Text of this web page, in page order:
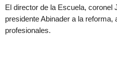
El director de la Escuela, coronel
presidente Abinader a la
profesionales.